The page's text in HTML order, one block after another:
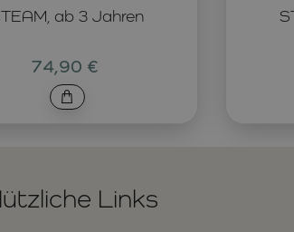
ab 3 Jahren
74,90 €
Links